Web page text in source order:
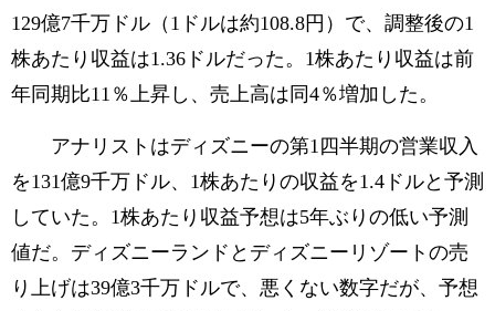
129億7千万ドル（1ドルは約108.8円）で、調整後の1
株あたり収益は1.36ドルだった。1株あたり収益は前
年同期比11％上昇し、売上高は同4％増加した。
アナリストはディズニーの第1四半期の営業収入
を131億9千万ドル、1株あたりの収益を1.4ドルと予測
していた。1株あたり収益予想は5年ぶりの低い予測
値だ。ディズニーランドとディズニーリゾートの売
り上げは39億3千万ドルで、悪くない数字だが、予想